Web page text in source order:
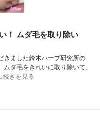
！ ムダ毛を取り除い
きました鈴木ハーブ研究所の
ムダ毛をきれいに取り除いて、
続きを見る